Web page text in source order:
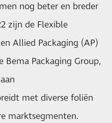
nog beter en breder
zijn de Flexible
Allied Packaging (AP)
Bema Packaging Group,
met diverse foliën
marktsegmenten.